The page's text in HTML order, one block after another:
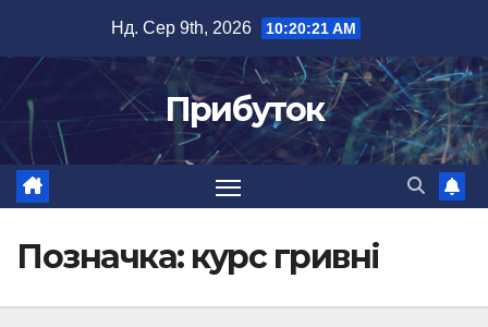
вмісту
Нд. Сер 9th, 2026 10:20:21 AM
Прибуток
Позначка: курс гривні